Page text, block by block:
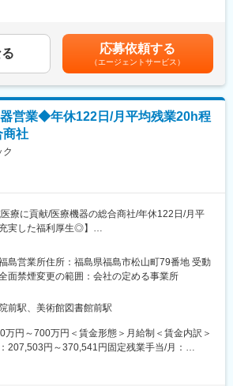
日本国内ではトップクラスのシェアを誇り、医
クダ電子というブランドの強みがある、幅広い
扱ってきた老舗医療機器メーカーです。
を行います。
客のみのルート営業となります。社用車にて外
】
療機器営業業務、付随する業務
社の定める業務
強会、先輩社員によるOJTで知識を習得いただ
験の方でもチャレンジ可能です。しっかりとし
研修体制があるため、異業種から入社した方も
ルバアカデミー】先輩社員が講師となり社会人の
シックな講座から営業に関する講座を実施して
教育制度】コンプライアンスや医療機器の法律
均20時間程度、年間休日126日（土日祝）で、
くまでも目安の金額であり、選考を通じて上下
ます。月給(月額)は固定手当を含めた表記です。
応募依頼する
（エージェントサービス）
器営業◆年休122日/月平均残業20h程
商社
ク
療に貢献/医療機器の総合商社/年休122日/月平
実した福利厚生◎】
・看護師などの方々に向けて、医療機器の提
す。はじめはマスク、注射針、ガーゼなどの消
し、将来的には新病院の立ち上げタイミングや
導入のタイミングでMRIなどの提案も行って頂
療に貢献するやりがいある仕事です。
島営業所住所：福島県福島市松山町79番地 受動
面禁煙変更の範囲：会社の定める事業所
前駅、美術館図書館前駅
万円～700万円＜賃金形態＞月給制＜賃金内訳＞
207,503円～370,541円固定残業手当/月：